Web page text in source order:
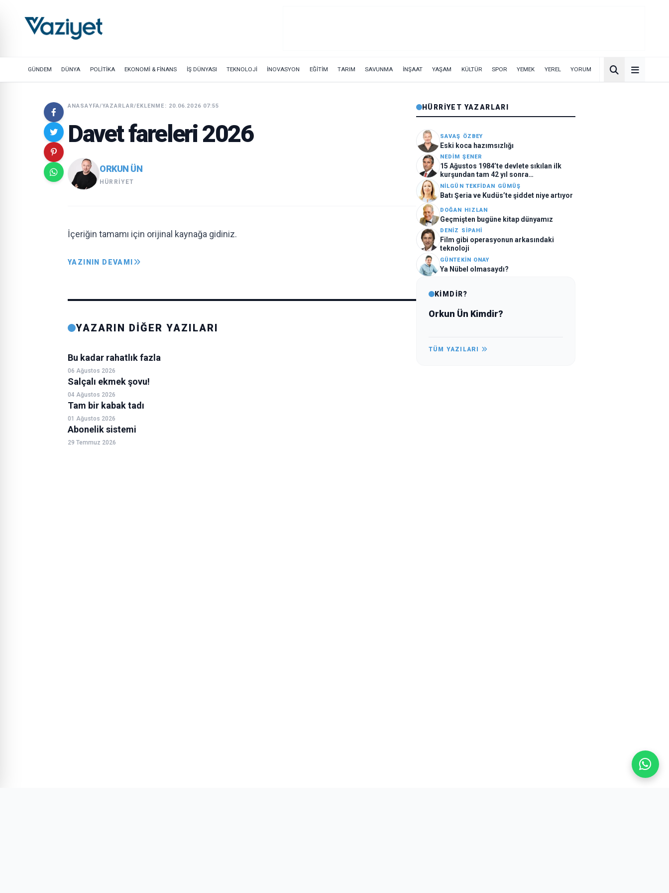
GÜNDEM DÜNYA POLİTİKA EKONOMİ & FİNANS İŞ DÜNYASI TEKNOLOJİ İNOVASYON EĞİTİM TARIM SAVUNMA İNŞAAT YAŞAM KÜLTÜR SPOR YEMEK YEREL YORUM
ANASAYFA/YAZARLAR/EKLENME: 20.06.2026 07:55
Davet fareleri 2026
ORKUN ÜN
HÜRRIYET
İçeriğin tamamı için orijinal kaynağa gidiniz.
YAZININ DEVAMI
YAZARIN DİĞER YAZILARI
Bu kadar rahatlık fazla
06 Ağustos 2026
Salçalı ekmek şovu!
04 Ağustos 2026
Tam bir kabak tadı
01 Ağustos 2026
Abonelik sistemi
29 Temmuz 2026
HÜRRIYET YAZARLARI
SAVAŞ ÖZBEY
Eski koca hazımsızlığı
NEDIM ŞENER
15 Ağustos 1984’te devlete sıkılan ilk
kurşundan tam 42 yıl sonra…
NILGÜN TEKFIDAN GÜMÜŞ
Batı Şeria ve Kudüs’te şiddet niye artıyor
DOĞAN HIZLAN
Geçmişten bugüne kitap dünyamız
DENIZ SİPAHİ
Film gibi operasyonun arkasındaki
teknoloji
GÜNTEKİN ONAY
Ya Nübel olmasaydı?
KİMDİR?
Orkun Ün Kimdir?
TÜM YAZILARI